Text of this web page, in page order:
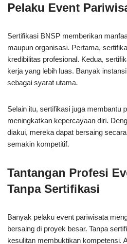
Pelaku Event
Sertifikasi BNSP memberikan
maupun organisasi. Pertama,
kredibilitas profesional. Kedua,
kerja yang lebih luas. Banyak
sebagai syarat utama.
Selain itu, sertifikasi juga membantu
meningkatkan kepercayaan diri.
diakui, mereka dapat bersaing
semakin kompetitif.
Tantangan Profesi
Tanpa Sertifikasi
Banyak pelaku event pariwisata
bersaing di proyek besar. Tanpa
kesulitan membuktikan kompetensi.